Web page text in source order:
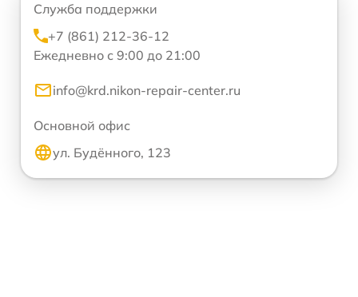
Служба поддержки
+7 (861) 212-36-12
Ежедневно с 9:00 до 21:00
info@krd.nikon-repair-center.ru
Основной офис
ул. Будённого, 123